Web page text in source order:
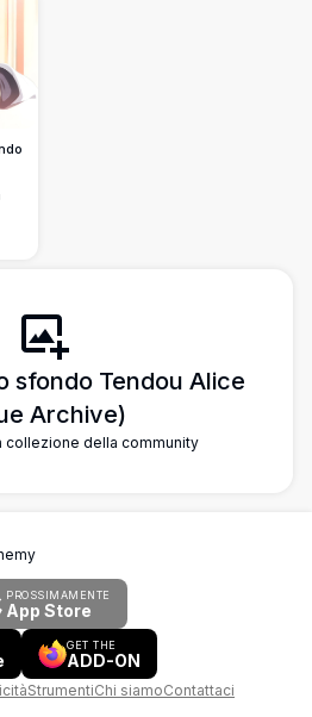
sfondo Tendou Alice
Archive)
collezione della community
PROSSIMAMENTE
App Store
GET THE
ADD-ON
StrumentiChi siamoContattaci